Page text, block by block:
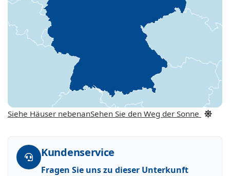
Siehe Häuser nebenanSehen Sie den Weg der Sonne
Kundenservice
Fragen Sie uns zu dieser Unterkunft